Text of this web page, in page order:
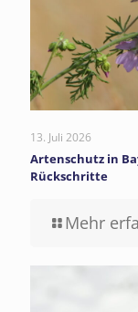
13. Juli 2026
Artenschutz in
Rückschritte
Mehr